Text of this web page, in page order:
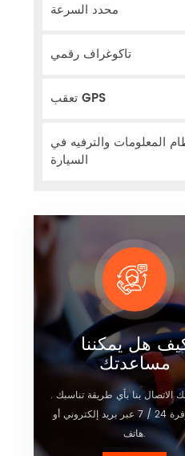
محدد السرعة
تاكوغراف رقمي
تعقب GPS
المعلومات والترفيه في
السيارة
هل يمكننا
مساعدتك
الاتصال بنا بأي طريقة تناسبك .
نحن متوفرة 24 / 7 عبر بريد إلكتروني أو
هاتف.